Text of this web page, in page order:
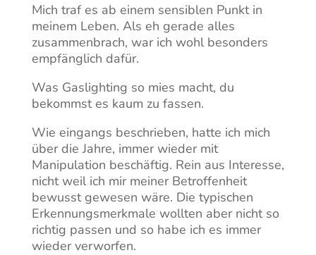
Mich traf es ab einem sensiblen Punkt in
meinem Leben. Als eh gerade alles
zusammenbrach, war ich wohl besonders
empfänglich dafür.
Was Gaslighting so mies macht, du
bekommst es kaum zu fassen.
Wie eingangs beschrieben, hatte ich mich
über die Jahre, immer wieder mit
Manipulation beschäftig. Rein aus Interesse,
nicht weil ich mir meiner Betroffenheit
bewusst gewesen wäre. Die typischen
Erkennungsmerkmale wollten aber nicht so
richtig passen und so habe ich es immer
wieder verworfen.